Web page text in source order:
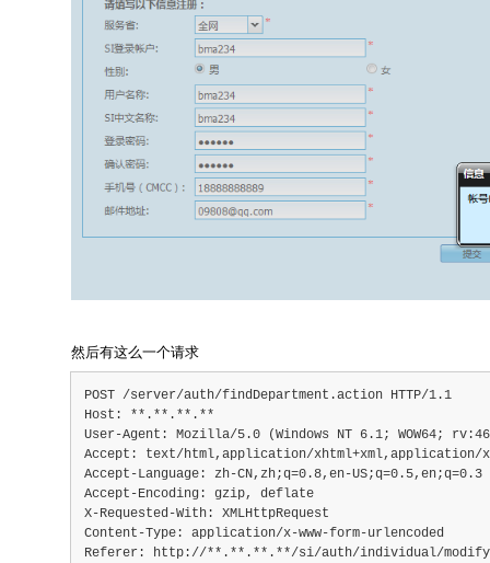
然后有这么一个请求
POST /server/auth/findDepartment.action HTTP/1.1
Host: **.**.**.**
User-Agent: Mozilla/5.0 (Windows NT 6.1; WOW64;
Accept: text/html,application/xhtml+xml,application/
Accept-Language: zh-CN,zh;q=0.8,en-US;q=0.5,en;q=0.3
Accept-Encoding: gzip, deflate
X-Requested-With: XMLHttpRequest
Content-Type: application/x-www-form-urlencoded
Referer: http://**.**.**.**/si/auth/individual/